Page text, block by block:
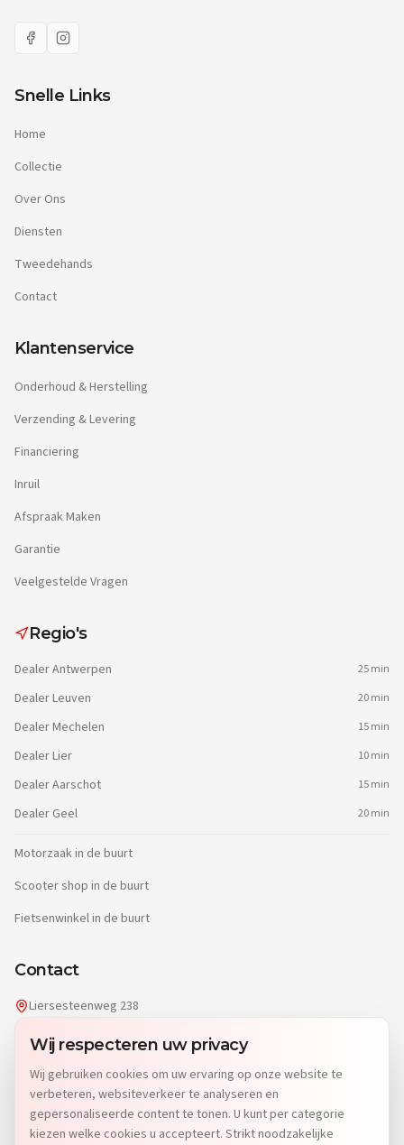
Wij respecteren uw privacy
Wij gebruiken cookies om uw ervaring op onze website te
verbeteren, websiteverkeer te analyseren en
gepersonaliseerde content te tonen. U kunt per categorie
kiezen welke cookies u accepteert. Strikt noodzakelijke
Snelle Links
Home
Collectie
Over Ons
Diensten
Tweedehands
Contact
Klantenservice
Onderhoud & Herstelling
Verzending & Levering
Financiering
Inruil
Afspraak Maken
Garantie
Veelgestelde Vragen
Regio's
DealerAntwerpen 25 min
DealerLeuven 20 min
DealerMechelen 15 min
DealerLier 10 min
DealerAarschot 15 min
Dealer Geel 20 min
Motorzaak in de buurt
Scooter shop in de buurt
Fietsenwinkel in de buurt
Contact
Liersesteenweg 238
2220 Heist-op-den-Berg
info@dgwheels.be
014 96 04 32
Di: 9u-12u15 & 13u-19u
Wo-Vr: 9u-12u15 & 13u-18u